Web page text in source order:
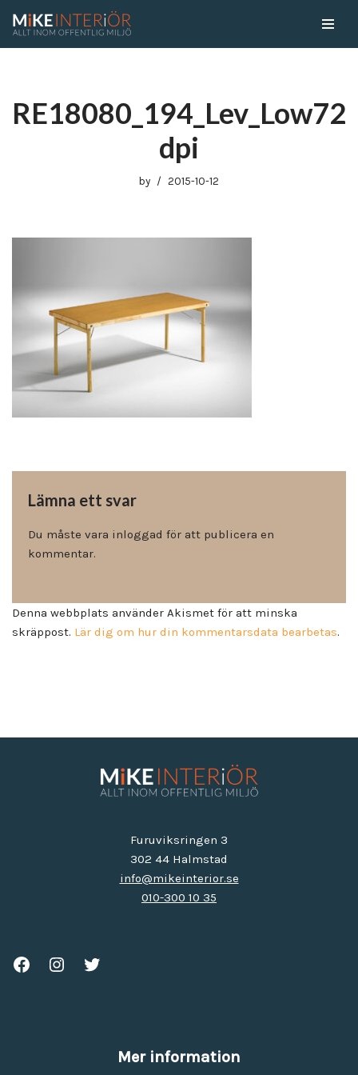
RE18080_194_Lev_Low72
dpi
by 2015-10-12
Lämna ett svar
Du måste vara inloggad för att publicera en
kommentar.
Denna webbplats använder Akismet för att minska
skräppost. Lär dig om hur din kommentarsdata bearbetas.
Furuviksringen 3
302 44 Halmstad
info@mikeinterior.se
010-300 10 35
Mer information